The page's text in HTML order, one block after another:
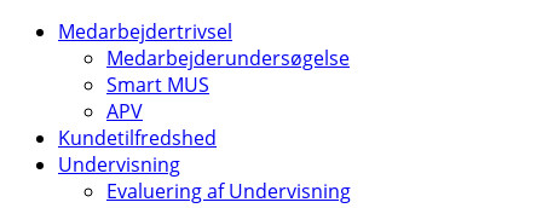
Medarbejdertrivsel
Medarbejderundersøgelse
Smart MUS
APV
Kundetilfredshed
Undervisning
Evaluering af Undervisning